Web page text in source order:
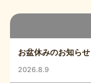
お盆休みのお知らせ
2026.8.9